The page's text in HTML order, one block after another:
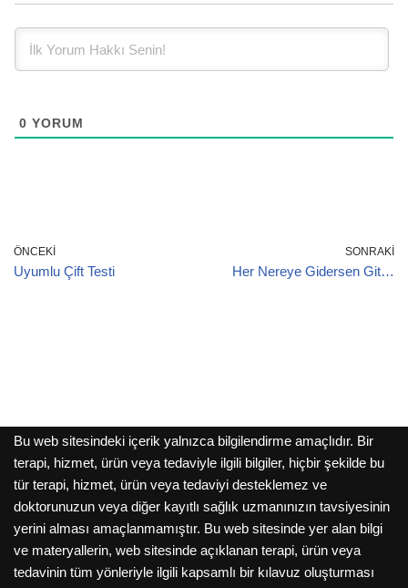
0 YORUM
ÖNCEKI
Uyumlu Çift Testi
SONRAKI
Her Nereye Gidersen Git…
Bu web sitesindeki içerik yalnızca bilgilendirme amaçlıdır. Bir
terapi, hizmet, ürün veya tedaviyle ilgili bilgiler, hiçbir şekilde bu
tür terapi, hizmet, ürün veya tedaviyi desteklemez ve
doktorunuzun veya diğer kayıtlı sağlık uzmanınızın tavsiyesinin
yerini alması amaçlanmamıştır. Bu web sitesinde yer alan bilgi
ve materyallerin, web sitesinde açıklanan terapi, ürün veya
tedavinin tüm yönleriyle ilgili kapsamlı bir kılavuz oluşturması